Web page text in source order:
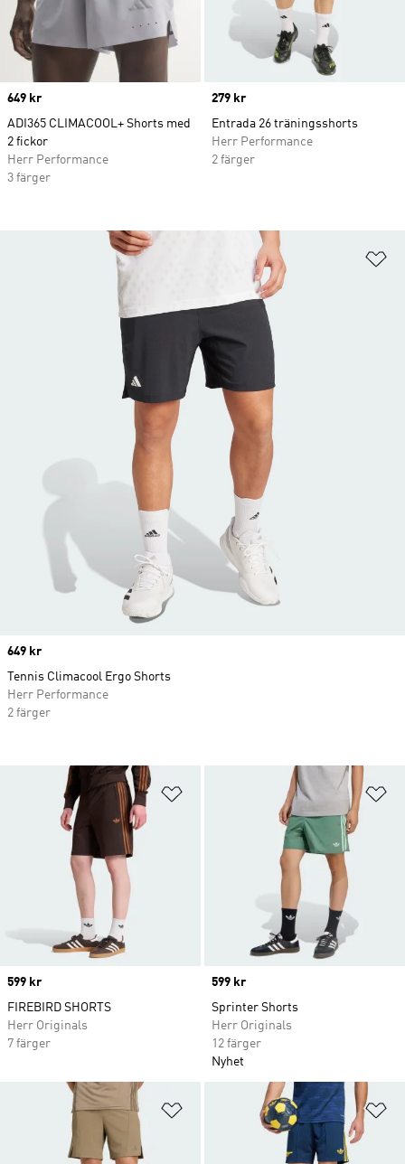
Price
649 kr
ADI365 CLIMACOOL+ Shorts med
2 fickor
Herr Performance
3 färger
Price
279 kr
Entrada 26 träningsshorts
Herr Performance
2 färger
Lägg till på önskelistan
Price
599 kr
FIREBIRD SHORTS
Herr Originals
7 färger
Price
599 kr
Sprinter Shorts
Herr Originals
12 färger
Nyhet
Lägg till på önskelistan
Price
649 kr
Tennis Climacool Ergo Shorts
Herr Performance
2 färger